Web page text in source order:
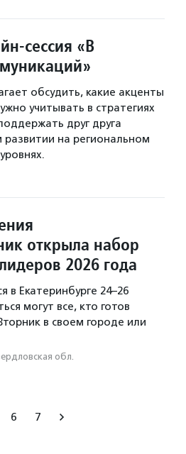
сессия «В
обсудить, какие акценты
учитывать в стратегиях
друг друга
на региональном
открыла набор
2026 года
в Екатеринбурге 24–26
могут все, кто готов
в своем городе или
обл.
6 7